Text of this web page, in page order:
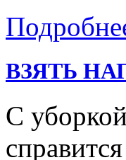
ВЗЯТЬ
С